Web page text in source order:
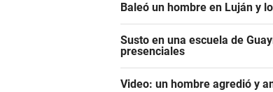
Baleó un hombre en Luján y
Susto en una escuela de
presenciales
Video: un hombre agredió y